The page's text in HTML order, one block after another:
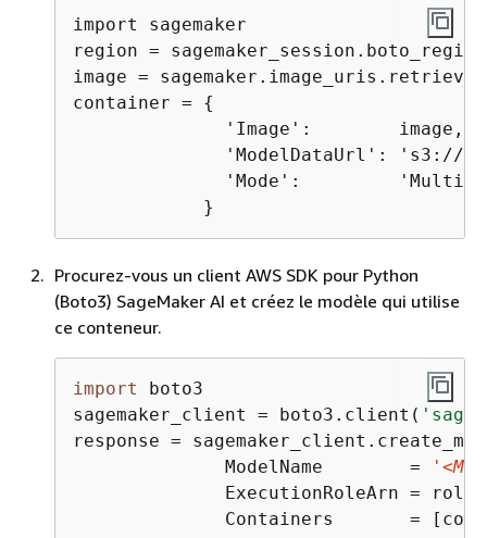
import sagemaker
region =
image =
container = {
              'Image':        image,
              'ModelDataUrl': 's3://
'Mode':
            }
Procurez-vous un client AWS SDK pour Python
(Boto3) SageMaker AI et créez le modèle qui utilise
ce conteneur.
import
boto3
sagemaker_client = boto3.client(
response =
              ModelName        =
              ExecutionRoleArn = role,
Containers       =